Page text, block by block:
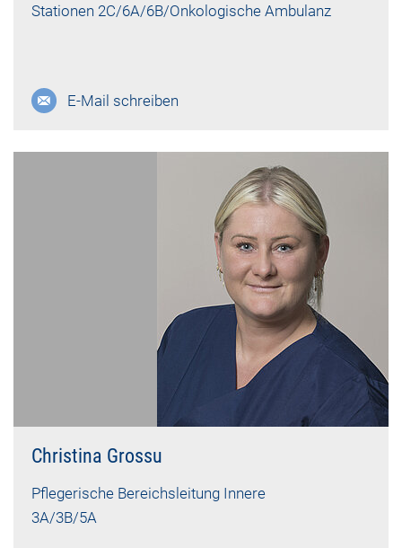
Stationen 2C/6A/6B/Onkologische Ambulanz
E-Mail schreiben
Christina Grossu
Pflegerische Bereichsleitung Innere
3A/3B/5A